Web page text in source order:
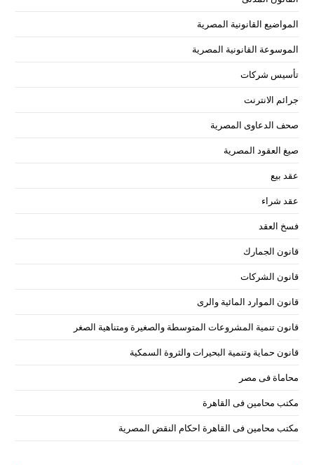
المواضيع القانونية المصرية
الموسوعة القانونية المصرية
تأسيس شركات
جرائم الانترنت
صحف الدعاوى المصرية
صيغ العقود المصرية
عقد بيع
عقد شراء
فسخ العقد
قانون الجمارك
قانون الشركات
قانون الموارد المائية والرى
قانون تنمية المشروعات المتوسطة والصغيرة ومتناهية الصغر
قانون حماية وتنمية البحيرات والثروة السمكية
محاماة فى مصر
مكتب محامين فى القاهرة
مكتب محامين فى القاهرة احكام النقض المصرية